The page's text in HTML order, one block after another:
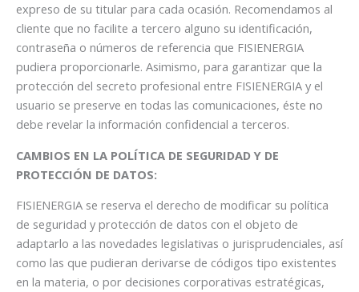
expreso de su titular para cada ocasión. Recomendamos al
cliente que no facilite a tercero alguno su identificación,
contraseña o números de referencia que FISIENERGIA
pudiera proporcionarle. Asimismo, para garantizar que la
protección del secreto profesional entre FISIENERGIA y el
usuario se preserve en todas las comunicaciones, éste no
debe revelar la información confidencial a terceros.
CAMBIOS EN LA POLÍTICA DE SEGURIDAD Y DE
PROTECCIÓN DE DATOS:
FISIENERGIA se reserva el derecho de modificar su política
de seguridad y protección de datos con el objeto de
adaptarlo a las novedades legislativas o jurisprudenciales, así
como las que pudieran derivarse de códigos tipo existentes
en la materia, o por decisiones corporativas estratégicas,